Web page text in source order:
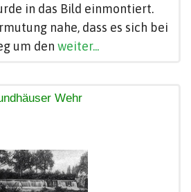
in das Bild einmontiert.
nahe, dass es sich bei
um den weiter...
Wehr